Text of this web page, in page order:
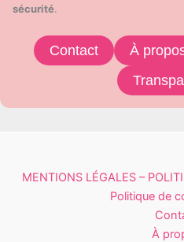
sécurité.
Contact À
MENTIONS LÉGALES –
Politique de
À